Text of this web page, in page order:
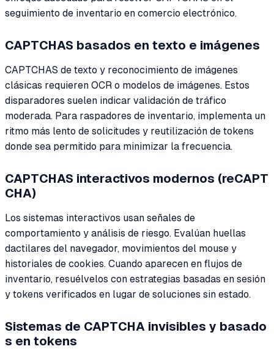
seguimiento de inventario en comercio electrónico.
CAPTCHAS basados en texto e imágenes
CAPTCHAS de texto y reconocimiento de imágenes
clásicas requieren OCR o modelos de imágenes. Estos
disparadores suelen indicar validación de tráfico
moderada. Para raspadores de inventario, implementa un
ritmo más lento de solicitudes y reutilización de tokens
donde sea permitido para minimizar la frecuencia.
CAPTCHAS interactivos modernos (reCAPT
CHA)
Los sistemas interactivos usan señales de
comportamiento y análisis de riesgo. Evalúan huellas
dactilares del navegador, movimientos del mouse y
historiales de cookies. Cuando aparecen en flujos de
inventario, resuélvelos con estrategias basadas en sesión
y tokens verificados en lugar de soluciones sin estado.
Sistemas de CAPTCHA invisibles y basado
s en tokens